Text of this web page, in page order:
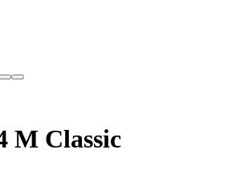
M Classic